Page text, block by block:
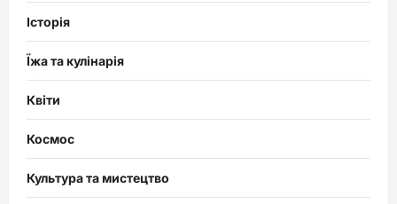
Історія
Їжа та кулінарія
Квіти
Космос
Культура та мистецтво